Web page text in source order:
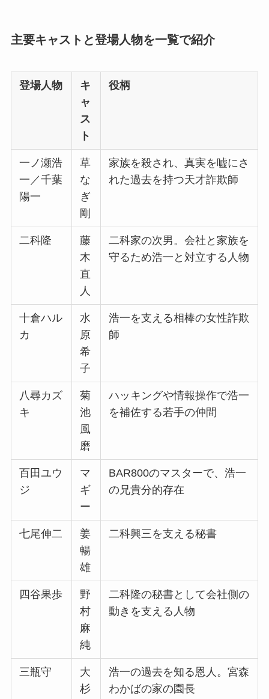
主要キャストと登場人物を一覧で紹介
登場人物
キ
ャ
ス
ト
役柄
一ノ瀬浩
一／千葉
陽一
草
な
ぎ
剛
家族を殺され、真実を嘘にさ
れた過去を持つ天才詐欺師
二科隆
藤
木
直
人
二科家の次男。会社と家族を
守るため浩一と対立する人物
十倉ハル
カ
水
原
希
子
浩一を支える相棒の女性詐欺
師
八尋カズ
キ
菊
池
風
磨
ハッキングや情報操作で浩一
を補佐する若手の仲間
百田ユウ
ジ
マ
ギ
ー
BAR800のマスターで、浩一
の兄貴分的存在
七尾伸二
姜
暢
雄
二科興三を支える秘書
四谷果歩
野
村
麻
純
二科隆の秘書として会社側の
動きを支える人物
三瓶守
大
杉
浩一の過去を知る恩人。宮森
わかばの家の園長